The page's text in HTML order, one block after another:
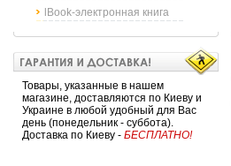
lBook-электронная книга
Товары, указанные в нашем
магазине, доставляются по Киеву и
Украине в любой удобный для Вас
день (понедельник - суббота).
Доставка по Киеву - БЕСПЛАТНО!